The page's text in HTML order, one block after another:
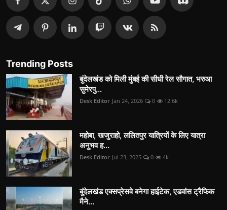
Trending Posts
बुंदेलखंड को मिली मुंबई की सीधी रेल सौगात, भरुआ
सुमेरपु...
Desk Editor Jan 24, 2026 0 12.6k
महोबा, खजुराहो, ललितपुर यात्रियों के लिए यात्रा
अनुभव ह...
Desk Editor Jul 23, 2025 0 4k
बुंदेलखंड एक्सप्रेसवे बनेगा हाईटेक, एडवांस ट्रैफिक
मैने...